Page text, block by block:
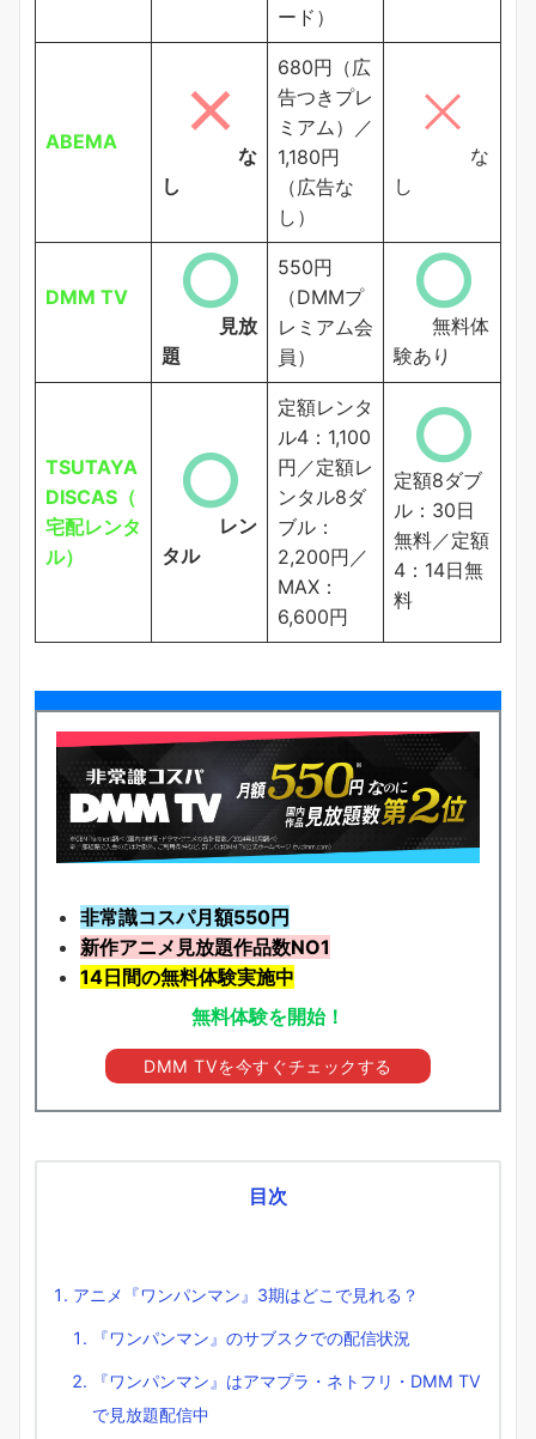
ード）
ABEMA
な
し
680円（広
告つきプレ
ミアム）／
1,180円
（広告な
し）
な
し
DMM TV
見放
題
550円
（DMMプ
レミアム会
員）
無料体
験あり
TSUTAYA
DISCAS（
宅配レンタ
ル）
レン
タル
定額レンタ
ル4：1,100
円／定額レ
ンタル8ダ
ブル：
2,200円／
MAX：
6,600円
定額8ダブ
ル：30日
無料／定額
4：14日無
料
非常識コスパ月額550円
新作アニメ見放題作品数NO1
14日間の無料体験実施中
無料体験を開始！
DMM TVを今すぐチェックする
目次
アニメ『ワンパンマン』3期はどこで見れる？
『ワンパンマン』のサブスクでの配信状況
『ワンパンマン』はアマプラ・ネトフリ・DMM TV
で見放題配信中